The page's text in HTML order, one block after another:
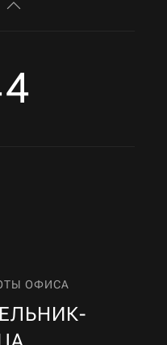
ОФИСА